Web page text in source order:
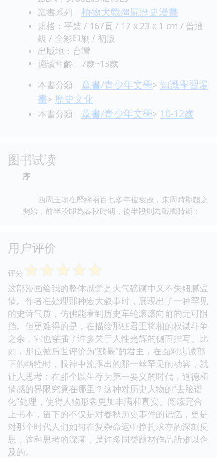
叢書系列： 植物大戰殭屍歷史漫畫
規格：平裝 / 167頁 / 17 x 23 x 1 cm / 普通
級 / 全彩印刷 / 初版
出版地：台灣
適讀年齡：7歲~13歲
本書分類： 童書/青少年文學> 知識學習漫
畫> 歷史文化
本書分類： 童書/青少年文學> 10-12歲
图书试读
序
西周王朝在歷經兩百七多年後衰敗，東周時期隨之
開始，前半段即為春秋時期，後半段則為戰國時期﹔
用户评价
评分 ☆☆☆☆☆
这部漫画给我的整体感觉是大气磅礴中又不失细腻温
情。作者在处理那种宏大叙事时，展现出了一种罕见
的史诗气质，仿佛能看到历史车轮滚滚向前的无可阻
挡。但更难得的是，在描绘那些君王将相的权谋斗争
之余，它也穿插了许多关于人性光辉的侧面描写。比
如，那位被后世评价为“残暴”的君主，在面对忠诚部
下的牺牲时，眼神中流露出的那一丝罕见的动容，就
让人思考：在那个以生存为第一要义的时代，道德和
情感的界限究竟在哪里？这种对历史人物的“去脸谱
化”处理，使得人物形象更加丰满和真实。阅读完合
上书本，留下的不仅是对春秋历史事件的记忆，更是
对那个时代人们如何在复杂命运中挣扎求存的深刻反
思，这种思考的深度，是许多同类题材作品所难以企
及的。